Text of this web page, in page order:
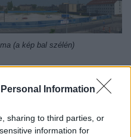
Information
sharing to third parties, or
information for
(a kép bal szélén)
a folytatást. Nem csoda: már az
potenciális bérlőkkel, más
mellett. Több ezer